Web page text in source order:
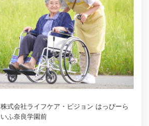
株式会社ライフケア・ビジョン はっぴーら
いふ奈良学園前